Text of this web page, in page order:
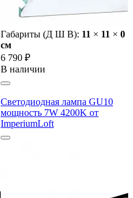
Габариты (Д Ш В): 11 × 11 × 0
cм
6 790 ₽
В наличии
Светодиодная лампа GU10
мощность 7W 4200K от
ImperiumLoft